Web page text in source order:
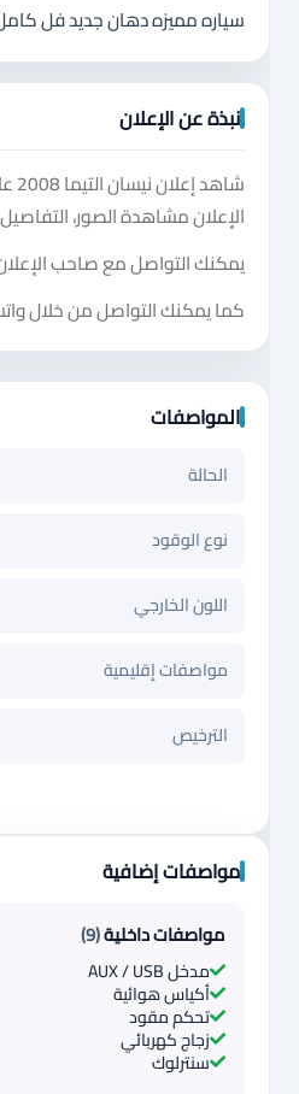
سياره مميزه دهان جديد فل
نبذة عن الإعلان
الإعلان مشاهدة الصور،
يمكنك التواصل مع صاحب
كما يمكنك التواصل من خلال
المواصفات
الحالة
نوع الوقود
اللون الخارجي
مواصفات إقليمية
الترخيص
مواصفات إضافية
مواصفات داخلية(9)
مدخل AUX / USB
أكياس هوائية
تحكم مقود
زجاج كهربائي
سنترلوك